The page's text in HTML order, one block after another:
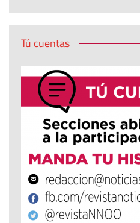
Tú cuentas